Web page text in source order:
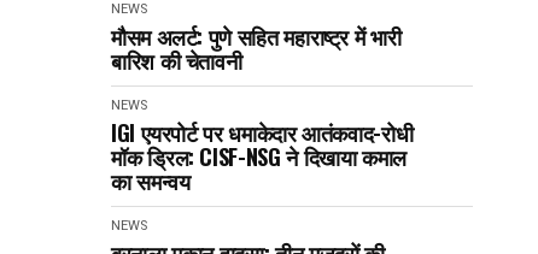
NEWS
मौसम अलर्ट: पुणे सहित महाराष्ट्र में भारी
बारिश की चेतावनी
NEWS
IGI एयरपोर्ट पर धमाकेदार आतंकवाद-रोधी
मॉक ड्रिल: CISF-NSG ने दिखाया कमाल
का समन्वय
NEWS